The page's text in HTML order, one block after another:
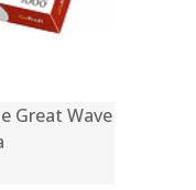
Great Wave